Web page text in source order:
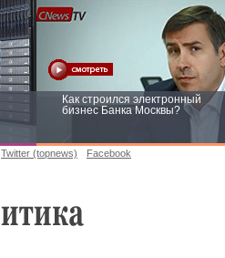
Как строился электронный
бизнес Банка Москвы?
Twitter (topnews) Facebook